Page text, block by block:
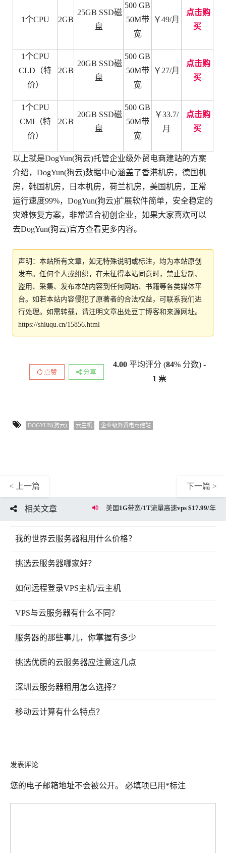
1个CPU 2GB
25GB SSD磁
盘
500 GB
50M带
宽
￥49/月
点击购
买
1个CPU
CLD（特
价）
2GB
20GB SSD磁
盘
500 GB
50M带
宽
￥27/月
点击购
买
1个CPU
CMI（特
价）
2GB
20GB SSD磁
盘
500 GB
50M带
宽
￥33.7/
月
点击购
买
以上就是DogYun(狗云)托管企业级外贸电商建站的方案
介绍，DogYun(狗云)数据中心涵盖了香港机房，德国机
房，韩国机房，日本机房，荷兰机房，美国机房，正常
运行速度99%，DogYun(狗云)扩展软件简单，安全稳定的
灾难恢复方案，非常适合初创企业，如果大家喜欢可以
去DogYun(狗云)官方查看更多内容。
声明：本站所有文章，如无特殊说明或标注，均为本站原创
发布。任何个人或组织，在未征得本站同意时，禁止复制、
盗用、采集、发布本站内容到任何网站、书籍等各类媒体平
台。如若本站内容侵犯了原著者的合法权益，可联系我们进
行处理。如需转载，请注明文章出处豆丁博客和来源网址。
https://shluqu.cn/15856.html
点赞 分享
4.00 平均评分 (84% 分数) -
1 票
DOGYUN(狗云) 云主机 企业级外贸电商建站
< 上一篇 下一篇 >
相关文章 美国1G带宽/1T流量高速vps $17.99/年
我的世界云服务器租用什么价格？
挑选云服务器哪家好？
如何远程登录VPS主机/云主机
VPS与云服务器有什么不同？
服务器的那些事儿，你掌握有多少
挑选优质的云服务器应注意这几点
深圳云服务器租用怎么选择？
移动云计算有什么特点？
发表评论
您的电子邮箱地址不会被公开。 必填项已用 *标注